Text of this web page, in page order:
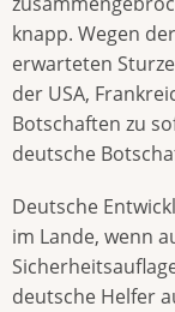
knapp. Wegen
erwarteten
der USA,
Botschaften zu
deutsche
Deutsche
im Lande, wenn
deutsche Helfer